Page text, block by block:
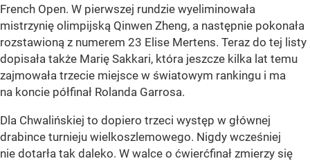
French Open. W pierwszej rundzie wyeliminowała
mistrzynię olimpijską Qinwen Zheng, a następnie pokonała
rozstawioną z numerem 23 Elise Mertens. Teraz do tej listy
dopisała także Marię Sakkari, która jeszcze kilka lat temu
zajmowała trzecie miejsce w światowym rankingu i ma
na koncie półfinał Rolanda Garrosa.
Dla Chwalińskiej to dopiero trzeci występ w głównej
drabince turnieju wielkoszlemowego. Nigdy wcześniej
nie dotarła tak daleko. W walce o ćwierćfinał zmierzy się